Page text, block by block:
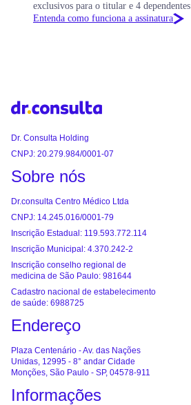
exclusivos para o titular e 4 dependentes
Entenda como funciona a assinatura
Dr. Consulta Holding
CNPJ: 20.279.984/0001-07
Sobre nós
Dr.consulta Centro Médico Ltda
CNPJ: 14.245.016/0001-79
Inscrição Estadual: 119.593.772.114
Inscrição Municipal: 4.370.242-2
Inscrição conselho regional de
medicina de São Paulo: 981644
Cadastro nacional de estabelecimento
de saúde: 6988725
Endereço
Plaza Centenário - Av. das Nações
Unidas, 12995 - 8° andar Cidade
Monções, São Paulo - SP, 04578-911
Informações